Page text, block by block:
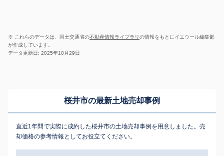
※ これらのデータは、国土交通省の不動産情報ライブラリの情報をもとにイエウール編集部
が作成しています。
データ更新日: 2025年10月29日
桜井市の最新土地売却事例
直近1年間で実際に成約した桜井市の土地売却事例を用意しました。売
却価格の参考情報としてお役立てください。